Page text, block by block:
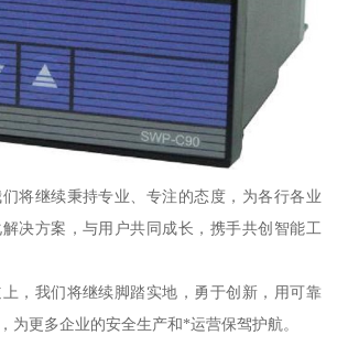
将继续秉持专业、专注的态度，为各行各业
决方案，与用户共同成长，携手共创智能工
，我们将继续脚踏实地，勇于创新，用可靠
为更多企业的安全生产和*运营保驾护航。